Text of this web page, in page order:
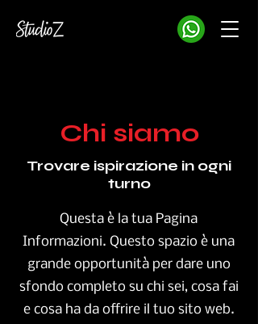
Chi siamo
Trovare ispirazione in ogni
turno
Questa è la tua Pagina
Informazioni. Questo spazio è una
grande opportunità per dare uno
sfondo completo su chi sei, cosa fai
e cosa ha da offrire il tuo sito web.